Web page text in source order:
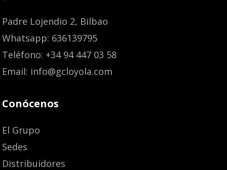
Padre Lojendio 2, Bilbao
Whatsapp: 636139795
Teléfono: +34 94 447 03 58
Email: info@gcloyola.com
Conócenos
El Grupo
Sedes
Distribuidores